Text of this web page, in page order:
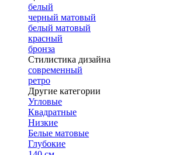
белый
черный матовый
белый матовый
красный
бронза
Стилистика дизайна
современный
ретро
Другие категории
Угловые
Квадратные
Низкие
Белые матовые
Глубокие